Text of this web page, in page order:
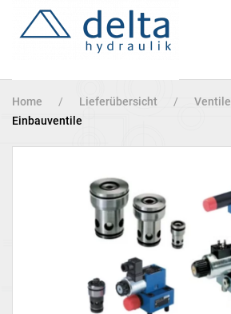
Home Lieferübersicht Ventile
Einbauventile